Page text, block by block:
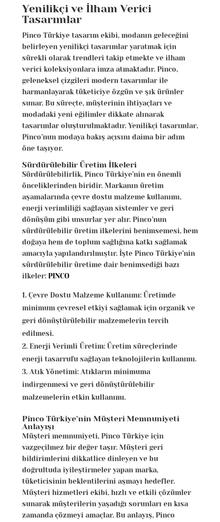
Yenilikçi ve İlham Verici
Tasarımlar
Pinco Türkiye tasarım ekibi, modanın geleceğini
belirleyen yenilikçi tasarımlar yaratmak için
sürekli olarak trendleri takip etmekte ve ilham
verici koleksiyonlara imza atmaktadır. Pinco,
geleneksel çizgileri modern tasarımlar ile
harmanlayarak tüketiciye özgün ve şık ürünler
sunar. Bu süreçte, müşterinin ihtiyaçları ve
modadaki yeni eğilimler dikkate alınarak
tasarımlar oluşturulmaktadır. Yenilikçi tasarımlar,
Pinco’nun modaya bakış açısını daima bir adım
öne taşıyor.
Sürdürülebilir Üretim İlkeleri
Sürdürülebilirlik, Pinco Türkiye’nin en önemli
önceliklerinden biridir. Markanın üretim
aşamalarında çevre dostu malzeme kullanımı,
enerji verimliliği sağlayan sistemler ve geri
dönüşüm gibi unsurlar yer alır. Pinco’nun
sürdürülebilir üretim ilkelerini benimsemesi, hem
doğaya hem de toplum sağlığına katkı sağlamak
amacıyla yapılandırılmıştır. İşte Pinco Türkiye’nin
sürdürülebilir üretime dair benimsediği bazı
ilkeler: PINCO
Çevre Dostu Malzeme Kullanımı: Üretimde
minimum çevresel etkiyi sağlamak için organik ve
geri dönüştürülebilir malzemelerin tercih
edilmesi.
Enerji Verimli Üretim: Üretim süreçlerinde
enerji tasarrufu sağlayan teknolojilerin kullanımı.
Atık Yönetimi: Atıkların minimuma
indirgenmesi ve geri dönüştürülebilir
malzemelerin etkin kullanımı.
Pinco Türkiye’nin Müşteri Memnuniyeti
Anlayışı
Müşteri memnuniyeti, Pinco Türkiye için
vazgeçilmez bir değer taşır. Müşteri geri
bildirimlerini dikkatlice dinleyen ve bu
doğrultuda iyileştirmeler yapan marka,
tüketicisinin beklentilerini aşmayı hedefler.
Müşteri hizmetleri ekibi, hızlı ve etkili çözümler
sunarak müşterilerin yaşadığı sorunları en kısa
zamanda çözmeyi amaçlar. Bu anlayış, Pinco